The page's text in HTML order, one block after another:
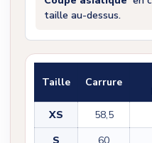
taille au-dessus.
Taille Carrure
XS 58,5
S
60